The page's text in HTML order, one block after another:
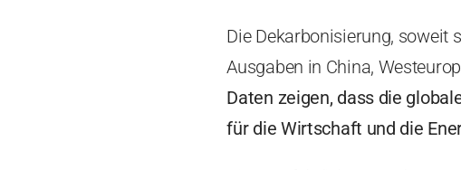
Die Dekarbonisierung,
Ausgaben in China,
Daten zeigen, dass die
für die Wirtschaft und die